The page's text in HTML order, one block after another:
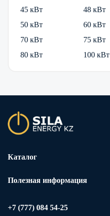
45 кВт
48 кВт
50 кВт
60 кВт
70 кВт
75 кВт
80 кВт
100 кВт
Каталог
Полезная информация
+7 (777) 084 54-25